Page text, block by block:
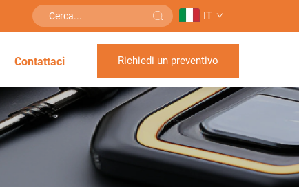
IT
Contattaci Richiedi un preventivo